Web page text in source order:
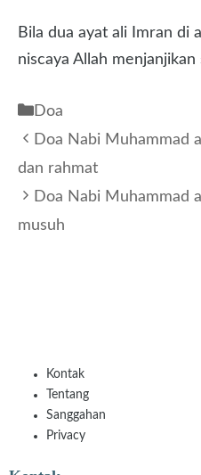
Bila dua ayat ali Imran di
niscaya Allah
Kategori
Doa
Doa Nabi Muhammad
dan rahmat
Doa Nabi Muhammad
musuh
Kontak
Tentang
Sanggahan
Privacy